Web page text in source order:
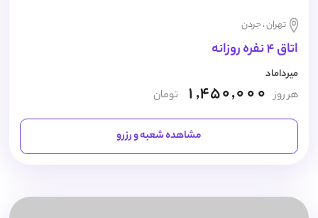
تهران ، جردن
اتاق 4 نفره روزانه
میرداماد
هر روز 1,450,000 تومان
مشاهده شعبه و رزرو